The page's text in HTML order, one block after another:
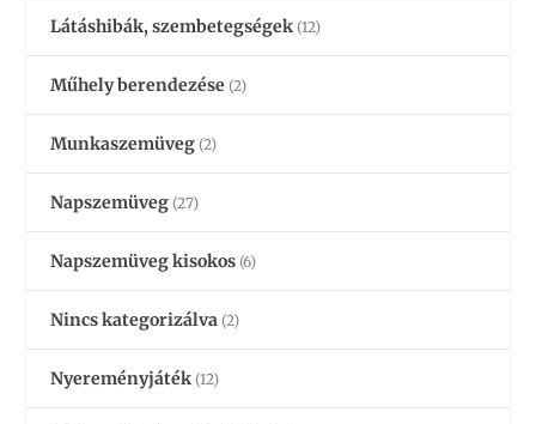
Látáshibák, szembetegségek (12)
Műhely berendezése (2)
Munkaszemüveg (2)
Napszemüveg (27)
Napszemüveg kisokos (6)
Nincs kategorizálva (2)
Nyereményjáték (12)